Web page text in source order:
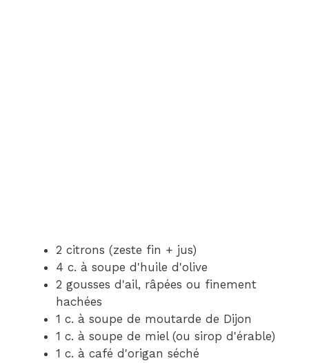
2 citrons (zeste fin + jus)
4 c. à soupe d'huile d'olive
2 gousses d'ail, râpées ou finement
hachées
1 c. à soupe de moutarde de Dijon
1 c. à soupe de miel (ou sirop d'érable)
1 c. à café d'origan séché